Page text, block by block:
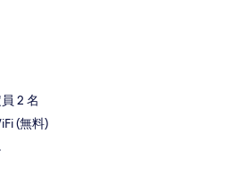
2 名
(無料)